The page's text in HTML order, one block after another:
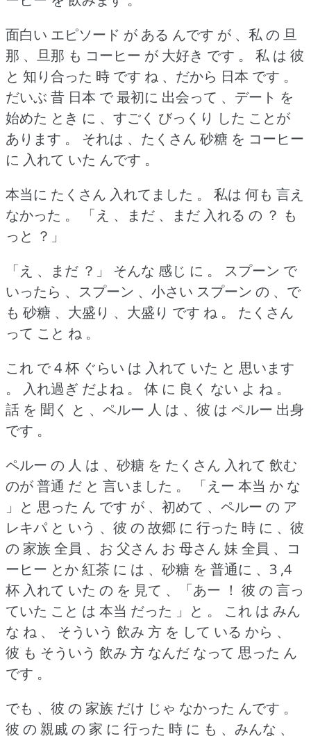
面白い エピソード が ある んです が 、私 の 旦
那 、旦那 も コーヒー が 大好き です 。
私 は 彼
と 知り合った 時 です ね 、だから 日本 です 。
だいぶ 昔 日本 で 最初に 出会って 、デート を
始めた とき に 、すごく びっくり した ことが
あります 。
それは 、たくさん 砂糖 を コーヒー
に 入れて いた んです 。
本当に たくさん 入れてました 。
私は 何も 言え
なかった 。
「え 、まだ 、まだ 入れる の ？ も
っと ？」
「え 、まだ ？」
そんな 感じ に 。
スプーン で
いったら 、スプーン 、小さい スプーン の 、で
も 砂糖 、大盛り 、大盛り です ね 。
たくさん
って こと ね 。
これ で 4 杯 ぐらい は 入れて いた と 思います
。
入れ過ぎ だよね 。
体 に 良く ない よ ね 。
話 を 聞く と 、ペルー 人 は 、彼 は ペルー 出身
です 。
ペルー の 人 は 、砂糖 を たくさん 入れて 飲む
のが 普通 だ と 言いました 。
「えー 本当 か な
」と 思った ん です が 、初めて 、ペルー の ア
レキパ と いう 、彼 の 故郷 に 行った 時 に 、彼
の 家族 全員 、お 父さん お 母さん 妹 全員 、コ
ーヒー とか 紅茶 に は 、砂糖 を 普通に 、3 ,4
杯 入れて いた の を 見て 、「あー ！ 彼 の 言っ
ていた こと は 本当 だった 」と 。
これ は みん
な ね 、 そういう 飲み 方 を して いる から 、
彼 も そういう 飲み 方 なんだ なって 思った ん
です 。
でも 、彼 の 家族 だけ じゃ なかった んです 。
彼 の 親戚 の 家 に 行った 時 に も 、みんな 、